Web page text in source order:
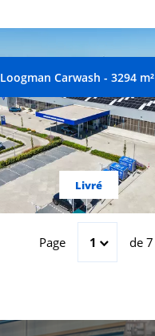
Loogman Carwash - 3294 m²
Livré
Page 1 de 7